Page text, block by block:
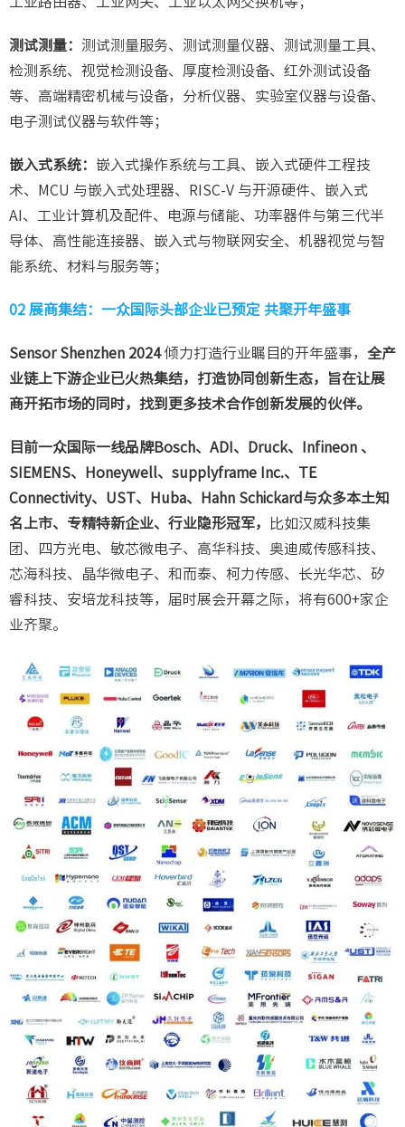
测试测量： 测试测量服务、测试测量仪器、测试测量工具、
检测系统、视觉检测设备、厚度检测设备、红外测试设备
等、高端精密机械与设备，分析仪器、实验室仪器与设备、
电子测试仪器与软件等；
嵌入式系统： 嵌入式操作系统与工具、嵌入式硬件工程技
术、MCU 与嵌入式处理器、RISC-V 与开源硬件、嵌入式
AI、工业计算机及配件、电源与储能、功率器件与第三代半
导体、高性能连接器、嵌入式与物联网安全、机器视觉与智
能系统、材料与服务等；
02 展商集结：一众国际头部企业已预定 共聚开年盛事
Sensor Shenzhen 2024倾力打造行业瞩目的开年盛事， 全产
业链上下游企业已火热集结，打造协同创新生态，旨在让展
商开拓市场的同时，找到更多技术合作创新发展的伙伴。
目前一众国际一线品牌Bosch、ADI、Druck、Infineon 、
SIEMENS、Honeywell、supplyframe Inc.、TE
Connectivity、UST、Huba、Hahn Schickard与众多本土知
名上市、专精特新企业、行业隐形冠军，
比如汉威科技集
团、四方光电、敏芯微电子、高华科技、奥迪威传感科技、
芯海科技、晶华微电子、和而泰、柯力传感、长光华芯、矽
睿科技、安培龙科技等，届时展会开幕之际，将有600+家企
业齐聚。